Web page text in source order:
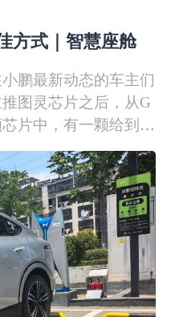
方式｜智慧座舱
鹏最新动态的车主们
图灵芯片之后，从G
片中，有一颗给到了
情况是两颗布置在中
驶的各种运算。而第三
，主要管语音交互和整
多数据处理能力，我